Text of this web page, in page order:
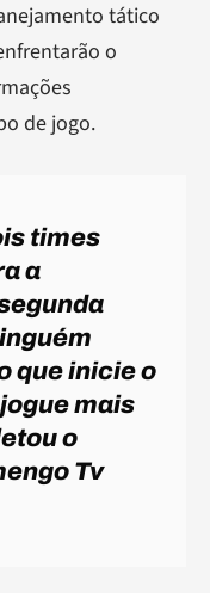
tático
o
de jogo.
times
a
que inicie o
mais
o
Tv